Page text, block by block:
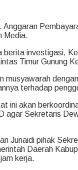
Media.
berita investigasi,
Timur Gunung
musyawarah
terhadap
ini akan
agar Sekretaris
Junaidi pihak
Daerah
kerja.